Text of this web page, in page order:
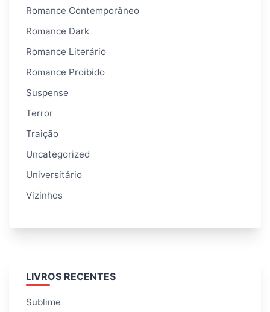
Romance Contemporâneo
Romance Dark
Romance Literário
Romance Proibido
Suspense
Terror
Traição
Uncategorized
Universitário
Vizinhos
LIVROS RECENTES
Sublime